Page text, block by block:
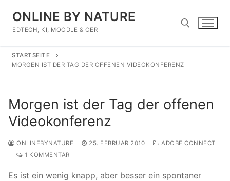
Inhalt
springen
ONLINE BY NATURE
EDTECH, KI, MOODLE & OER
Suchen nach:
STARTSEITE
MORGEN IST DER TAG DER OFFENEN VIDEOKONFERENZ
Morgen ist der Tag der offenen
Videokonferenz
ONLINEBYNATURE 25. FEBRUAR 2010
ADOBE CONNECT
1 KOMMENTAR
Es ist ein wenig knapp, aber besser ein spontaner